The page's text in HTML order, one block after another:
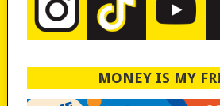
MONEY IS MY